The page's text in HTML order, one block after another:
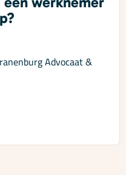
Advocaat &